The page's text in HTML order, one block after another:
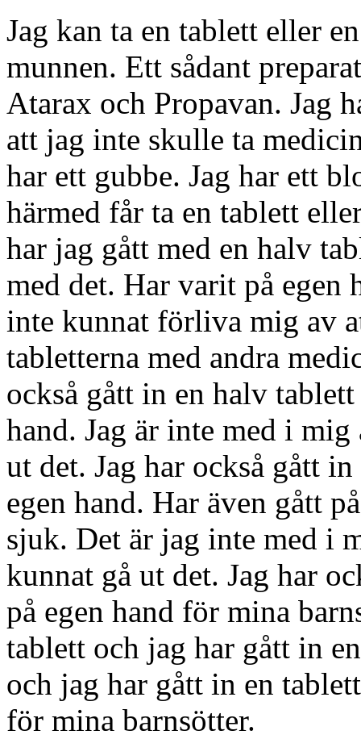
Jag kan ta en tablett eller
munnen. Ett sådant
Atarax och Propavan. Jag
att jag inte skulle ta
har ett gubbe. Jag har ett
härmed får ta en tablett
har jag gått med en halv
med det. Har varit på egen
inte kunnat förliva mig av
tabletterna med andra
också gått in en halv
hand. Jag är inte med i
ut det. Jag har också gått
egen hand. Har även gått
sjuk. Det är jag inte med i
kunnat gå ut det. Jag har
på egen hand för mina
tablett och jag har gått in
och jag har gått in en
för mina barnsötter.